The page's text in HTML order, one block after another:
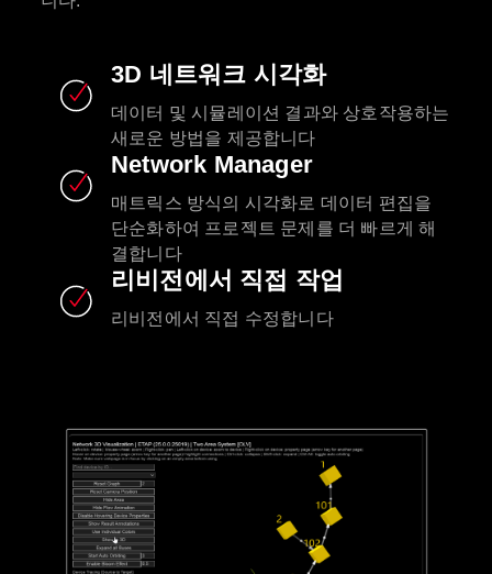
3D 네트워크 시각화
데이터 및 시뮬레이션 결과와 상호작용하는
새로운 방법을 제공합니다
Network Manager
매트릭스 방식의 시각화로 데이터 편집을
단순화하여 프로젝트 문제를 더 빠르게 해
결합니다
리비전에서 직접 작업
리비전에서 직접 수정합니다